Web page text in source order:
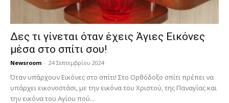
Δες τι γίνεται όταν έχεις Άγιες Εικόνες
μέσα στο σπίτι σου!
Newsroom - 24 Σεπτεμβρίου 2024
Όταν υπάρχουν Εικόνες στο σπίτι! Στο Ορθόδοξο σπίτι πρέπει να
υπάρχει εικονοστάσι, με την εικόνα του Χριστού, της Παν­αγίας και
την εικόνα του Αγίου πού...